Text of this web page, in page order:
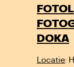
DOKA
Locatie: